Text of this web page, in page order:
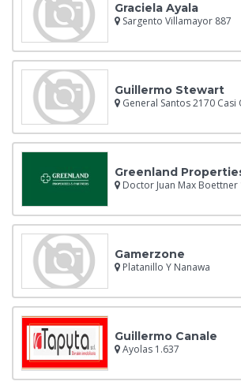
Graciela Ayala
Sargento Villamayor 887
Guillermo Stewart
General Santos 2170
Greenland
Doctor Juan Max Boettner
Gamerzone
Platanillo Y Nanawa
Guillermo Canale
Ayolas 1.637